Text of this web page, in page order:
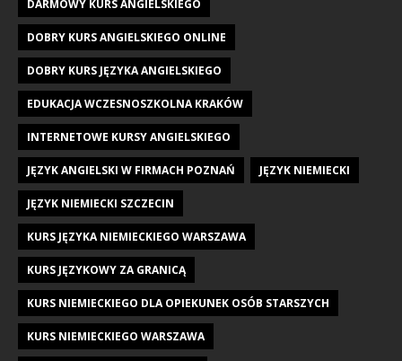
DARMOWY KURS ANGIELSKIEGO
DOBRY KURS ANGIELSKIEGO ONLINE
DOBRY KURS JĘZYKA ANGIELSKIEGO
EDUKACJA WCZESNOSZKOLNA KRAKÓW
INTERNETOWE KURSY ANGIELSKIEGO
JĘZYK ANGIELSKI W FIRMACH POZNAŃ JĘZYK NIEMIECKI
JĘZYK NIEMIECKI SZCZECIN
KURS JĘZYKA NIEMIECKIEGO WARSZAWA
KURS JĘZYKOWY ZA GRANICĄ
KURS NIEMIECKIEGO DLA OPIEKUNEK OSÓB STARSZYCH
KURS NIEMIECKIEGO WARSZAWA